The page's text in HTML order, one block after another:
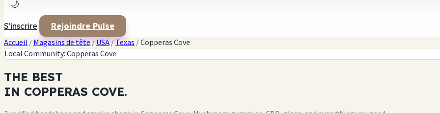
🌙
S'inscrire Rejoindre Pulse
Accueil /Magasins de tête/USA/Texas /Copperas Cove
Local Community: Copperas Cove
THE BEST
IN COPPERAS COVE.